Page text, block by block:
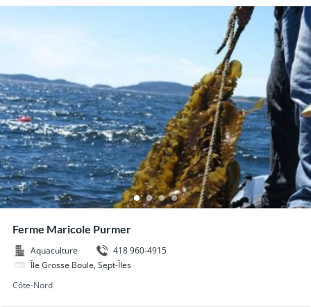
Ferme Maricole Purmer
Aquaculture
418 960-4915
Île Grosse Boule, Sept-Îles
Côte-Nord